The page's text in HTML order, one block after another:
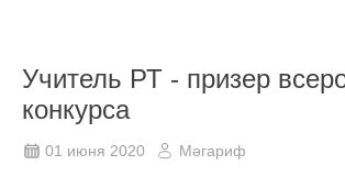
Учитель РТ - призер
конкурса
01 июня 2020 Мәгариф